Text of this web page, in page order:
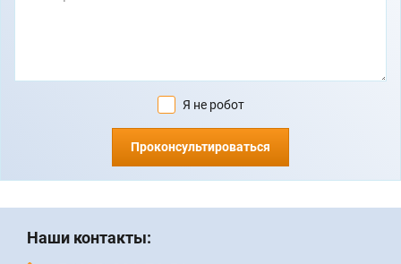
Я не робот
Проконсультироваться
Наши контакты: